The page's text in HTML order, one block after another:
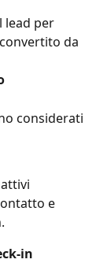
lead per
da
considerati
e
in